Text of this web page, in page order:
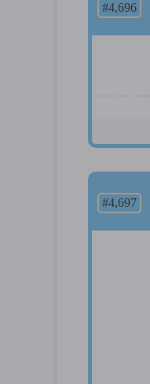
#4,696
#4,697